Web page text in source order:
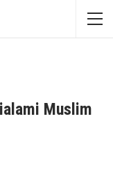
Muslim